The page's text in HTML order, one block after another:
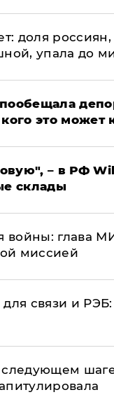
доля
упала до
это может
– в РФ
склады
войны: глава
миссией
связи и